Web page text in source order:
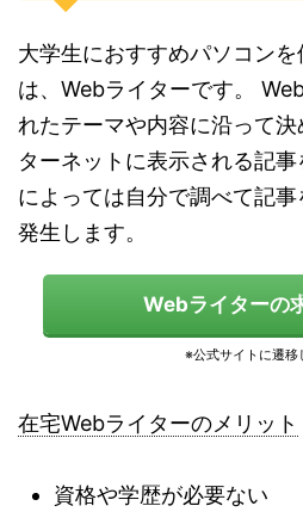
大学生におすすめパソコン
は、Webライターです。
れたテーマや内容に沿って
ターネットに表示される記
によっては自分で調べて記
発生します。
Webライターの
在宅Webライターのメリット
資格や学歴が必要ない